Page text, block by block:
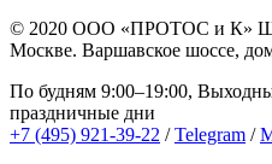
© 2020 ООО «ПРОТОС и К»
Москве. Варшавское шоссе,
По будням 9:00–19:00,
праздничные дни
+7 (495) 921-39-22 /Telegram /